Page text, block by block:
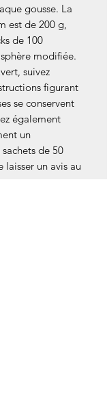
gousse. La
est de 200 g,
de 100
modifiée.
suivez
figurant
se conservent
également
un
de 50
laisser un avis au